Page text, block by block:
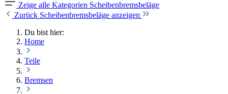
Zeige alle Kategorien Scheibenbremsbeläge
Zurück Scheibenbremsbeläge anzeigen
Du bist hier:
Home
Teile
Bremsen